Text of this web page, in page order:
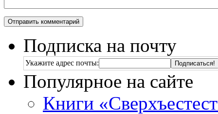
Подписка на почту
Укажите адрес почты:
Популярное на сайте
Книги